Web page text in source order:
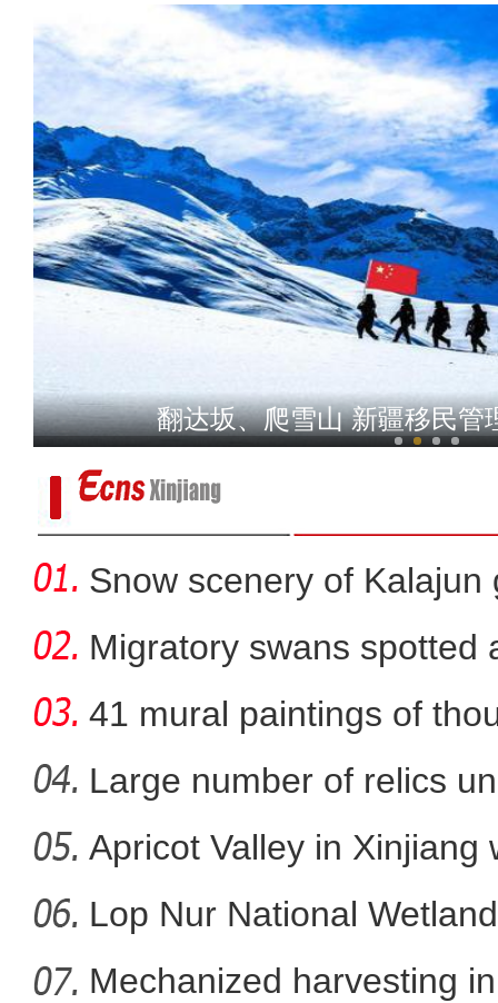
新疆吉木乃县：国家二级保
新疆昭苏县：牲畜开启
翻达坂、爬雪山 新疆移民管
Snow scenery of Kalajun
Migratory swans spotted
41 mural paintings of
grotto
Large number of relics
Apricot Valley in Xinjiang
Lop Nur National
Mechanized harvesting